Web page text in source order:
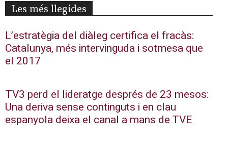
Les més llegides
L’estratègia del diàleg certifica el fracàs:
Catalunya, més intervinguda i sotmesa que
el 2017
TV3 perd el lideratge després de 23 mesos:
Una deriva sense continguts i en clau
espanyola deixa el canal a mans de TVE